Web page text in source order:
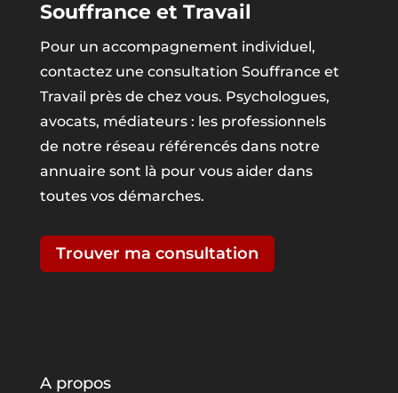
Souffrance et Travail
Pour un accompagnement individuel,
contactez une consultation Souffrance et
Travail près de chez vous. Psychologues,
avocats, médiateurs : les professionnels
de notre réseau référencés dans notre
annuaire sont là pour vous aider dans
toutes vos démarches.
Trouver ma consultation
A propos